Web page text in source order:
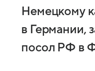
Немецкому
в Германии,
посол РФ в